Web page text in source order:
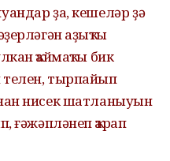
ҙа, кешеләр ҙә
аҙыҡты
ҡаймаҡты бик
тырпайып
нисек шатланыуын
ғәжәпләнеп ҡарап